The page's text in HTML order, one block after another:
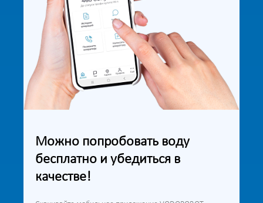
Можно попробовать воду
бесплатно и убедиться в
качестве!